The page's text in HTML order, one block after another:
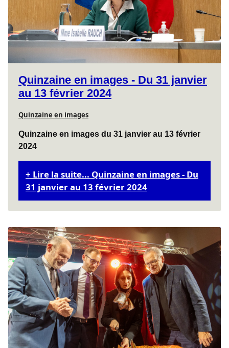
Quinzaine en images - Du 31 janvier
au 13 février 2024
Quinzaine en images
Quinzaine en images du 31 janvier au 13 février
2024
Lire la suite... Quinzaine en images - Du
31 janvier au 13 février 2024